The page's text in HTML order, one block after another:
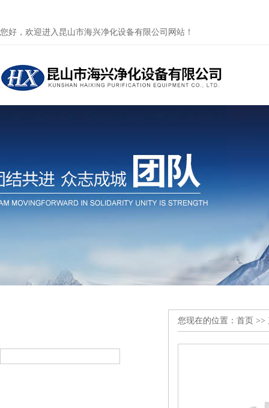
您好，欢迎进入昆山市海兴净化设备有限公司网站！
您现在的位置： 首页 >>